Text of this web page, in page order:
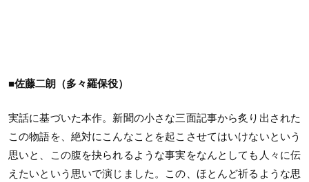
■佐藤二朗（多々羅保役）
実話に基づいた本作。新聞の小さな三面記事から炙り出された
この物語を、絶対にこんなことを起こさせてはいけないという
思いと、この腹を抉られるような事実をなんとしても人々に伝
えたいという思いで演じました。この、ほとんど祈るような思